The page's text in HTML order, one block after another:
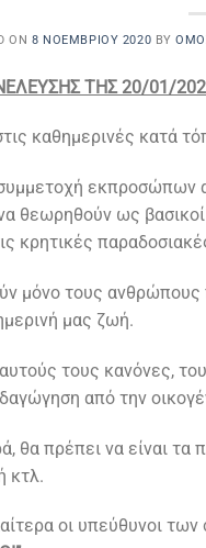
ON8 ΝΟΕΜΒΡΊΟΥ 2020 BY
ΤΗΣ 20/01/
καθημερινές κατά
εκπροσώπων
ως βασικοί
κρητικές
μόνο τους ανθρώπους
μας ζωή.
τους κανόνες,
από την
θα πρέπει να είναι
κτλ.
οι υπεύθυνοι